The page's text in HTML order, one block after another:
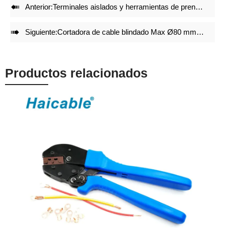
• Ajuste preciso antes de la entrega de fábrica.
crimpado.
 Anterior:Terminales aislados y herramientas de prensado para conectores LX-18C
 Siguiente:Cortadora de cable blindado Max Ø80 mm Cu/Al LJ80
Productos relacionados